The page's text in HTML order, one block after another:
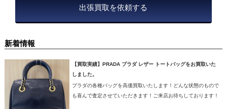
出張買取を依頼する
新着情報
【買取実績】PRADA プラダ レザー トートバッグをお買取いた
しました。
プラダの各種バッグを高価買取いたします！どんな状態のもので
も喜んで査定させていただきます！ご来店お待ちしております！